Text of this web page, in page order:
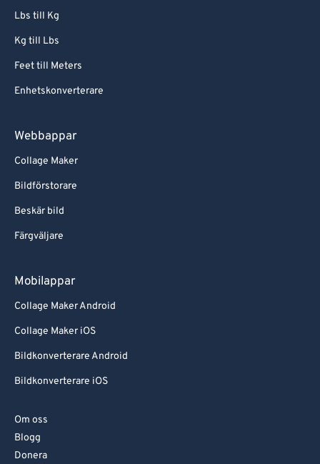
Lbs till Kg
Kg till Lbs
Feet till Meters
Enhetskonverterare
Webbappar
Collage Maker
Bildförstorare
Beskär bild
Färgväljare
Mobilappar
Collage Maker Android
Collage Maker iOS
Bildkonverterare Android
Bildkonverterare iOS
Om oss
Blogg
Donera